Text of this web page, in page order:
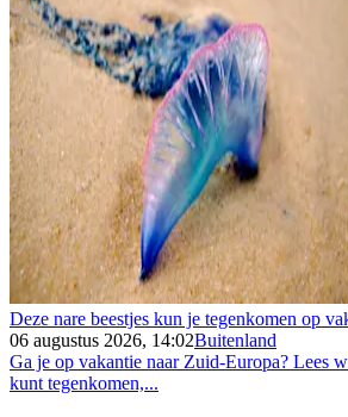
Deze nare beestjes kun je tegenkomen op
06 augustus 2026, 14:02Buitenland
Ga je op vakantie naar Zuid-Europa? Lees
kunt tegenkomen,...